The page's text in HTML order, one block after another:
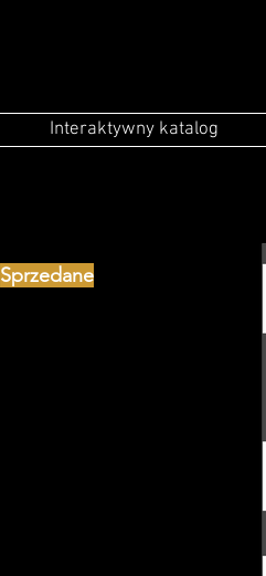
Interaktywny katalog
Sprzedane